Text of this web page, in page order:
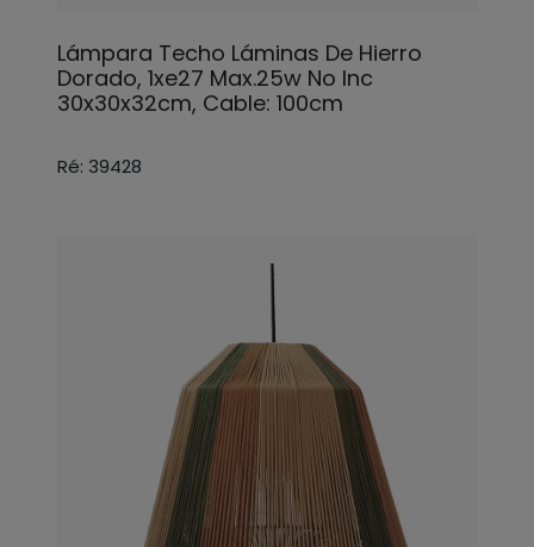
Lámpara Techo Láminas De Hierro
Dorado, 1xe27 Max.25w No Inc
30x30x32cm, Cable: 100cm
Ré: 39428